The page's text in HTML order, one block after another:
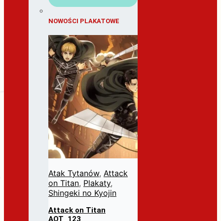
NOWOŚCI PLAKATOWE
Atak Tytanów, Attack
on Titan, Plakaty,
Shingeki no Kyojin
Attack on Titan
AOT_123